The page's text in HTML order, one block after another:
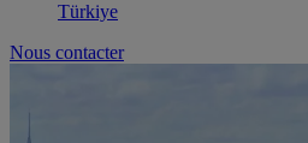
Türkiye
Nous contacter